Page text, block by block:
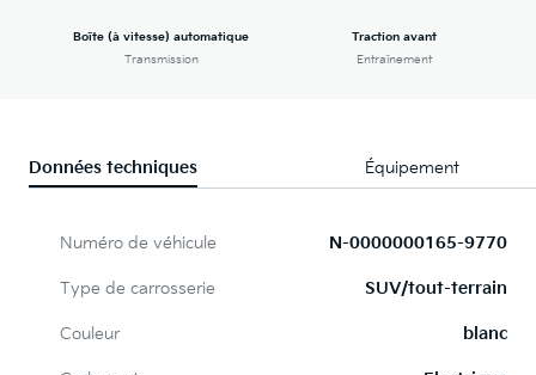
Boîte (à vitesse) automatique
Transmission
Traction avant
Entraînement
Données techniques Équipement
Numéro de véhicule N-0000000165-9770
Type de carrosserie SUV/tout-terrain
Couleur blanc